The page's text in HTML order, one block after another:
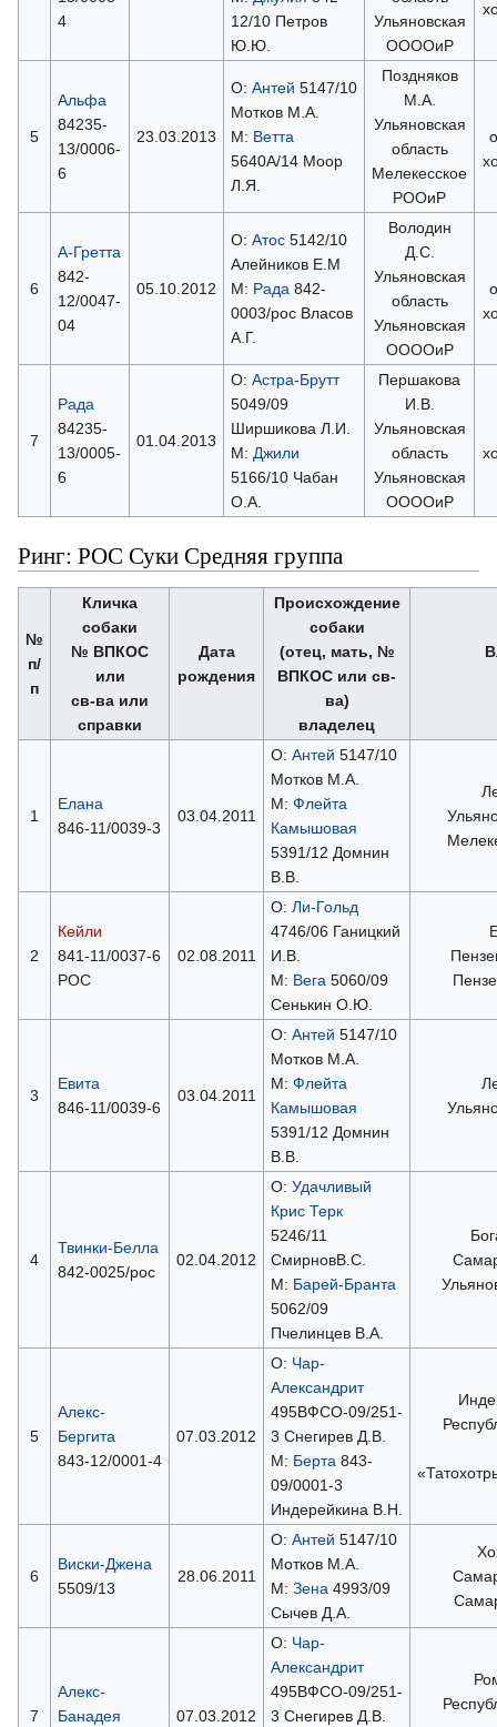
4
12/10 Петров
Ю.Ю.
Ульяновская
ООООиР
5
Альфа
84235-
13/0006-
6
23.03.2013
О: Антей 5147/10
Мотков М.А.
М: Ветта
5640A/14 Моор
Л.Я.
Поздняков
М.А.
Ульяновская
область
Мелекесское
РООиР
6
А-Гретта
842-
12/0047-
04
05.10.2012
О: Атос5142/10
Алейников Е.М
М: Рада842-
0003/рос Власов
А.Г.
Володин
Д.С.
Ульяновская
область
Ульяновская
ООООиР
7
Рада
84235-
13/0005-
6
01.04.2013
О: Астра-Брутт
5049/09
Ширшикова Л.И.
М: Джили
5166/10 Чабан
О.А.
Першакова
И.В.
Ульяновская
область
Ульяновская
ООООиР
Ринг: РОС Суки Средняя группа
№
п/
п
Кличка
собаки
№ ВПКОС
или
св-ва или
справки
Дата
рождения
Происхождение
собаки
(отец, мать, №
ВПКОС или св-
ва)
владелец
1
Елана
846-11/0039-3
03.04.2011
О: Антей 5147/10
Мотков М.А.
М: Флейта
Камышовая
5391/12 Домнин
В.В.
2
Кейли
841-11/0037-6
РОС
02.08.2011
О: Ли-Гольд
4746/06 Ганицкий
И.В.
М: Вега5060/09
Сенькин О.Ю.
3
Евита
846-11/0039-6
03.04.2011
О: Антей 5147/10
Мотков М.А.
М: Флейта
Камышовая
5391/12 Домнин
В.В.
4
Твинки-Белла
842-0025/рос
02.04.2012
О: Удачливый
Крис Терк
5246/11
СмирновВ.С.
М: Барей-Бранта
5062/09
Пчелинцев В.А.
5
Алекс-
Бергита
843-12/0001-4
07.03.2012
О: Чар-
Александрит
495ВФСО-09/251-
3 Снегирев Д.В.
М: Берта843-
09/0001-3
Индерейкина В.Н.
6
Виски-Джена
5509/13
28.06.2011
О: Антей 5147/10
Мотков М.А.
М: Зена4993/09
Сычев Д.А.
7
Алекс-
Банадея
07.03.2012
О: Чар-
Александрит
495ВФСО-09/251-
3 Снегирев Д.В.